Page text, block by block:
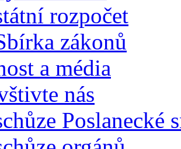
rozpočet
zákonů
a média
nás
Poslanecké